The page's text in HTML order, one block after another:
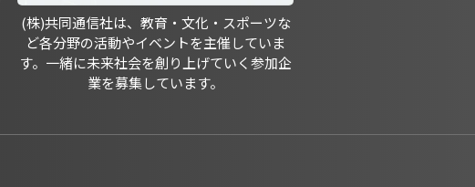
(株)共同通信社は、教育・文化・スポーツな
ど各分野の活動やイベントを主催していま
す。一緒に未来社会を創り上げていく参加企
業を募集しています。